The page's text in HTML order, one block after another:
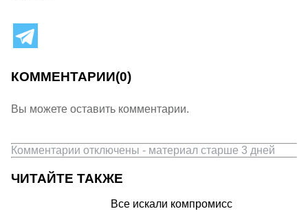
КОММЕНТАРИИ(0)
Вы можете оставить комментарии.
Комментарии отключены - материал старше 3 дней
ЧИТАЙТЕ ТАКЖЕ
Все искали компромисс